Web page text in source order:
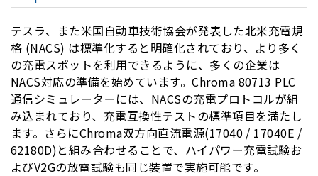
テスラ、また米国自動車技術協会が発表した北米充電規
格 (NACS) は標準化すると明確化されており、より多く
の充電スポットを利用できるように、多くの企業は
NACS対応の準備を始めています。Chroma 80713 PLC
通信シミュレーターには、NACSの充電プロトコルが組
み込まれており、充電互換性テストの標準項目を満たし
ます。さらにChroma双方向直流電源(17040 / 17040E /
62180D)と組み合わせることで、ハイパワー充電試験お
よびV2Gの放電試験も同じ装置で実施可能です。